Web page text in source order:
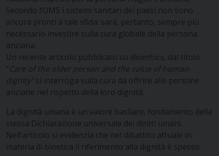
Secondo l’OMS i sistemi sanitari dei paesi non sono
ancora pronti a tale sfida: sarà, pertanto, sempre più
necessario investire sulla cura globale della persona
anziana.
Un recente articolo pubblicato su Bioethics, dal titolo
“Care of the older person and the value of human
dignity”si interroga sulla cura da offrire alle persone
anziane nel rispetto della loro dignità.
La dignità umana è un valore basilare, fondamento della
stessa Dichiarazione universale dei diritti umani.
Nell’articolo si evidenzia che nel dibattito attuale in
materia di bioetica il riferimento alla dignità è spesso